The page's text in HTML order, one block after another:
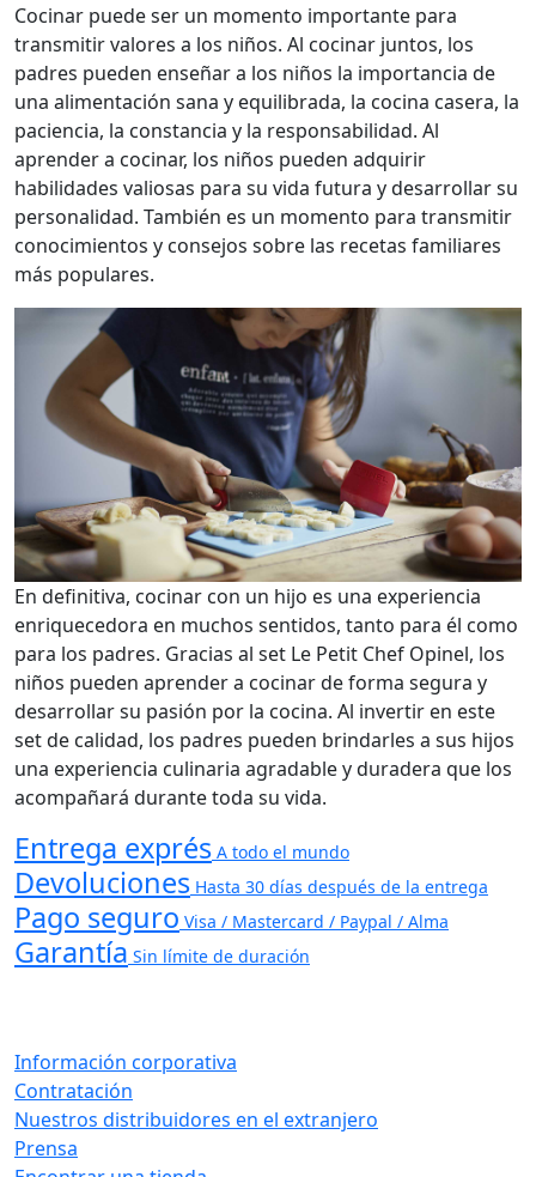
Cocinar puede ser un momento importante para
transmitir valores a los niños. Al cocinar juntos, los
padres pueden enseñar a los niños la importancia de
una alimentación sana y equilibrada, la cocina casera, la
paciencia, la constancia y la responsabilidad. Al
aprender a cocinar, los niños pueden adquirir
habilidades valiosas para su vida futura y desarrollar su
personalidad. También es un momento para transmitir
conocimientos y consejos sobre las recetas familiares
más populares.
En definitiva, cocinar con un hijo es una experiencia
enriquecedora en muchos sentidos, tanto para él como
para los padres. Gracias al set Le Petit Chef Opinel, los
niños pueden aprender a cocinar de forma segura y
desarrollar su pasión por la cocina. Al invertir en este
set de calidad, los padres pueden brindarles a sus hijos
una experiencia culinaria agradable y duradera que los
acompañará durante toda su vida.
Entrega exprés A todo el mundo
Devoluciones Hasta 30 días después de la entrega
Pago seguro Visa / Mastercard / Paypal / Alma
Garantía Sin límite de duración
Información corporativa
Contratación
Nuestros distribuidores en el extranjero
Prensa